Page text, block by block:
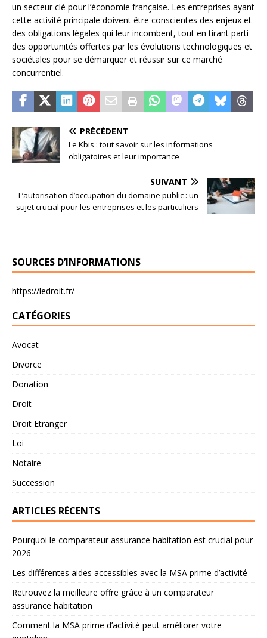
un secteur clé pour l’économie française. Les entreprises ayant
cette activité principale doivent être conscientes des enjeux et
des obligations légales qui leur incombent, tout en tirant parti
des opportunités offertes par les évolutions technologiques et
sociétales pour se démarquer et réussir sur ce marché
concurrentiel.
PRÉCÉDENT
Le Kbis : tout savoir sur les informations
obligatoires et leur importance
SUIVANT
L’autorisation d’occupation du domaine public : un
sujet crucial pour les entreprises et les particuliers
SOURCES D’INFORMATIONS
https://ledroit.fr/
CATÉGORIES
Avocat
Divorce
Donation
Droit
Droit Etranger
Loi
Notaire
Succession
ARTICLES RÉCENTS
Pourquoi le comparateur assurance habitation est crucial pour
2026
Les différentes aides accessibles avec la MSA prime d’activité
Retrouvez la meilleure offre grâce à un comparateur
assurance habitation
Comment la MSA prime d’activité peut améliorer votre